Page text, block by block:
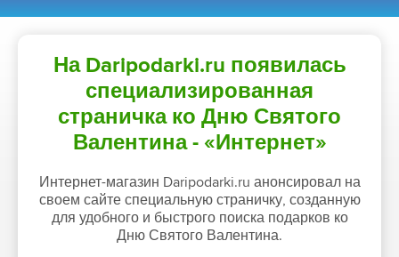
На Daripodarki.ru появилась
специализированная
страничка ко Дню Святого
Валентина - «Интернет»
Интернет-магазин Daripodarki.ru анонсировал на
своем сайте специальную страничку, созданную
для удобного и быстрого поиска подарков ко
Дню Святого Валентина.